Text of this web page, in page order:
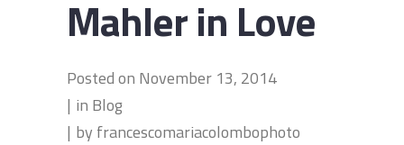
Mahler in Love
Posted on November 13, 2014
in Blog
by francescomariacolombophoto